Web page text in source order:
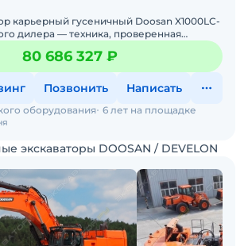
карьерный гусеничный Doosan X1000LC-
и полным обслуживанием!
80 686 327 ₽
Позвонить Написать
оборудования 6 лет на площадке
экскаваторы DOOSAN / DEVELON